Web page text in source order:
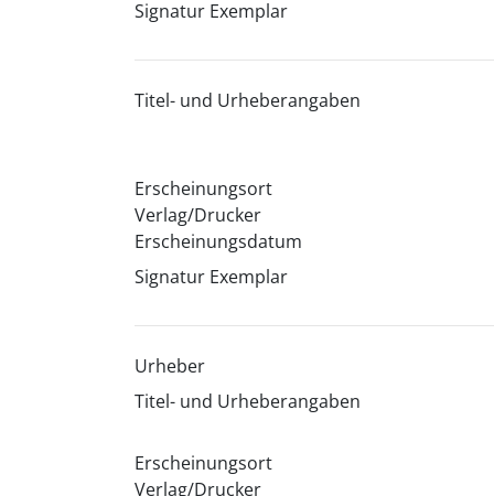
Signatur Exemplar
Titel- und Urheberangaben
Erscheinungsort
Verlag/Drucker
Erscheinungsdatum
Signatur Exemplar
Urheber
Titel- und Urheberangaben
Erscheinungsort
Verlag/Drucker